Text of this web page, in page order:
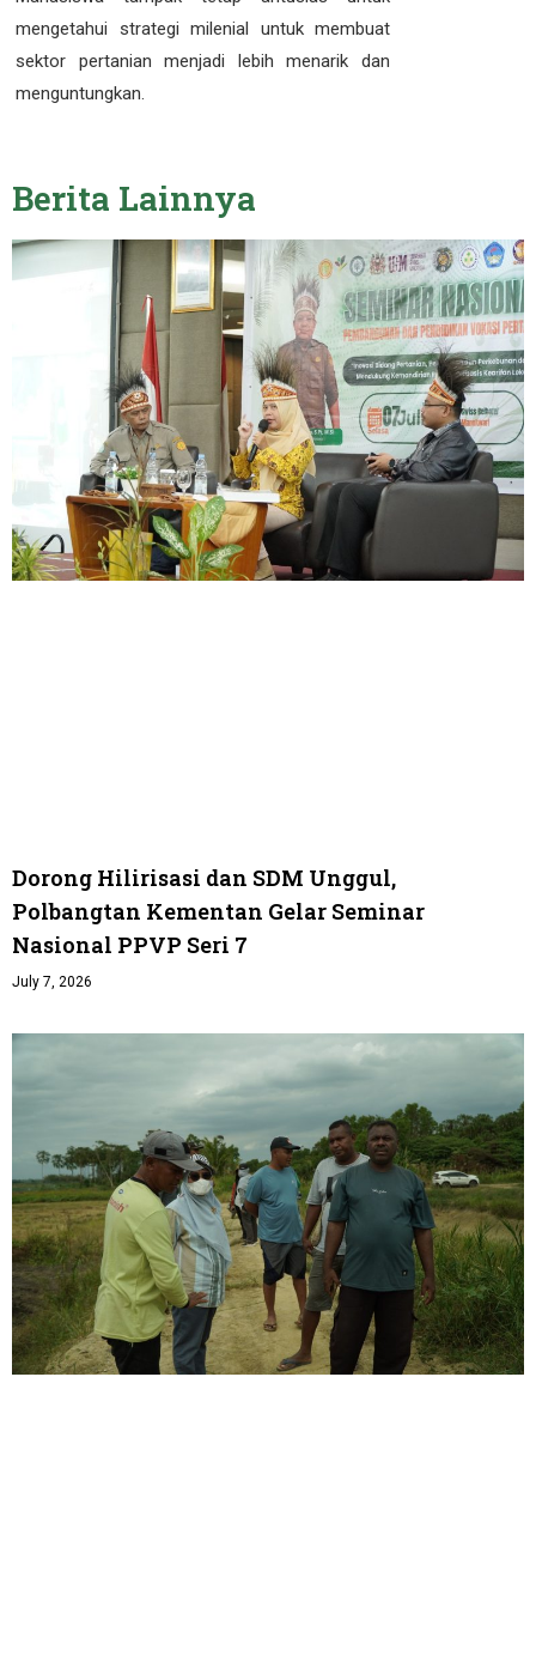
mengetahui strategi milenial untuk membuat
sektor pertanian menjadi lebih menarik dan
menguntungkan.
Berita Lainnya
Dorong Hilirisasi dan SDM Unggul,
Polbangtan Kementan Gelar Seminar
Nasional PPVP Seri 7
July 7, 2026